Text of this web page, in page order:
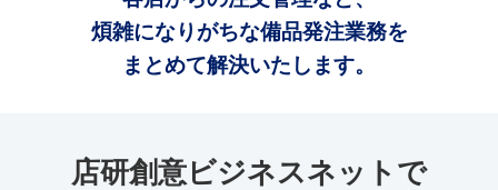
煩雑になりがちな備品発注業務を
まとめて解決いたします。
店研創意ビジネスネットで